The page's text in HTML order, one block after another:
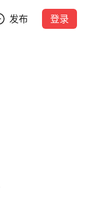
发布 登录